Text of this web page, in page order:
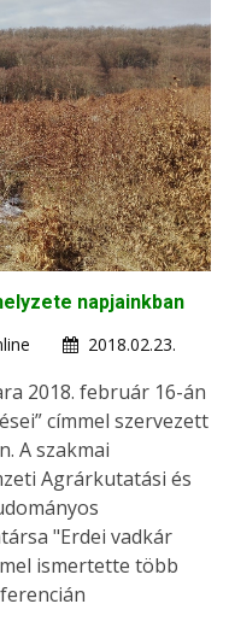
napjainkban
2018.02.23.
2018. február 16-án
címmel szervezett
A szakmai
Agrárkutatási és
"Erdei vadkár
ismertette több